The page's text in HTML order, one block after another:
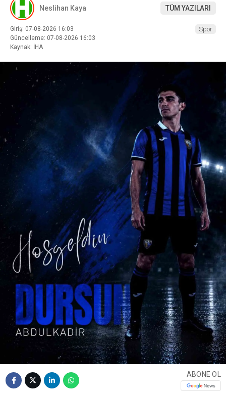
Neslihan Kaya TÜM YAZILARI
Giriş: 07-08-2026 16:03
Güncelleme: 07-08-2026 16:03
Kaynak: İHA
Spor
ABONE OL